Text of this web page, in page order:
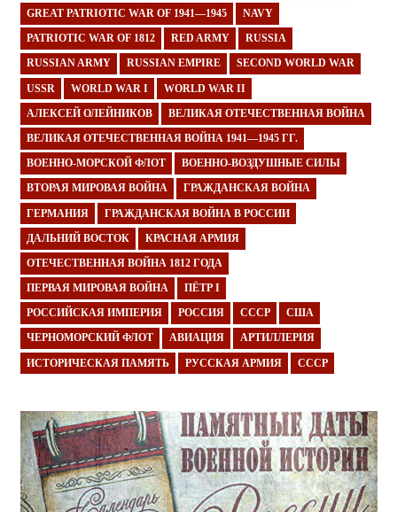
GREAT PATRIOTIC WAR OF 1941—1945 NAVY
PATRIOTIC WAR OF 1812 RED ARMY RUSSIA
RUSSIAN ARMY RUSSIAN EMPIRE SECOND WORLD WAR
USSR WORLD WAR I WORLD WAR II
АЛЕКСЕЙ ОЛЕЙНИКОВ ВЕЛИКАЯ ОТЕЧЕСТВЕННАЯ ВОЙНА
ВЕЛИКАЯ ОТЕЧЕСТВЕННАЯ ВОЙНА 1941—1945 ГГ.
ВОЕННО-МОРСКОЙ ФЛОТ ВОЕННО-ВОЗДУШНЫЕ СИЛЫ
ВТОРАЯ МИРОВАЯ ВОЙНА ГРАЖДАНСКАЯ ВОЙНА
ГЕРМАНИЯ ГРАЖДАНСКАЯ ВОЙНА В РОССИИ
ДАЛЬНИЙ ВОСТОК КРАСНАЯ АРМИЯ
ОТЕЧЕСТВЕННАЯ ВОЙНА 1812 ГОДА
ПЕРВАЯ МИРОВАЯ ВОЙНА ПЁТР I
РОССИЙСКАЯ ИМПЕРИЯ РОССИЯ СССР США
ЧЕРНОМОРСКИЙ ФЛОТ АВИАЦИЯ АРТИЛЛЕРИЯ
ИСТОРИЧЕСКАЯ ПАМЯТЬ РУССКАЯ АРМИЯ СССР